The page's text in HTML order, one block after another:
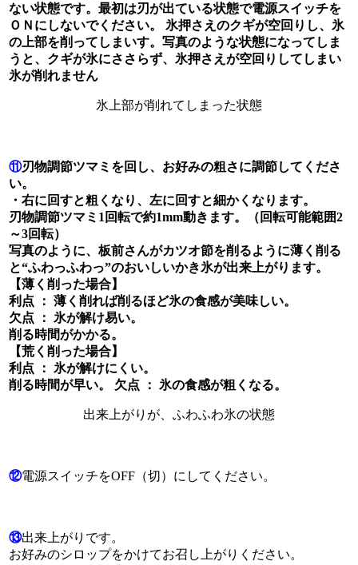
ない状態です。最初は刃が出ている状態で電源スイッチを
ＯＮにしないでください。 氷押さえのクギが空回りし、氷
の上部を削ってしまいす。写真のような状態になってしま
うと、クギが氷にささらず、氷押さえが空回りしてしまい
氷が削れません
氷上部が削れてしまった状態
⑪刃物調節ツマミを回し、お好みの粗さに調節してくださ
い。
・右に回すと粗くなり、左に回すと細かくなります。
刃物調節ツマミ1回転で約1mm動きます。（回転可能範囲2
～3回転）
写真のように、板前さんがカツオ節を削るように薄く削る
と“ふわっふわっ”のおいしいかき氷が出来上がります。
【薄く削った場合】
利点 ： 薄く削れば削るほど氷の食感が美味しい。
欠点 ： 氷が解け易い。
削る時間がかかる。
【荒く削った場合】
利点 ： 氷が解けにくい。
削る時間が早い。 欠点 ： 氷の食感が粗くなる。
出来上がりが、ふわふわ氷の状態
⑫電源スイッチをOFF（切）にしてください。
⑬出来上がりです。
お好みのシロップをかけてお召し上がりください。